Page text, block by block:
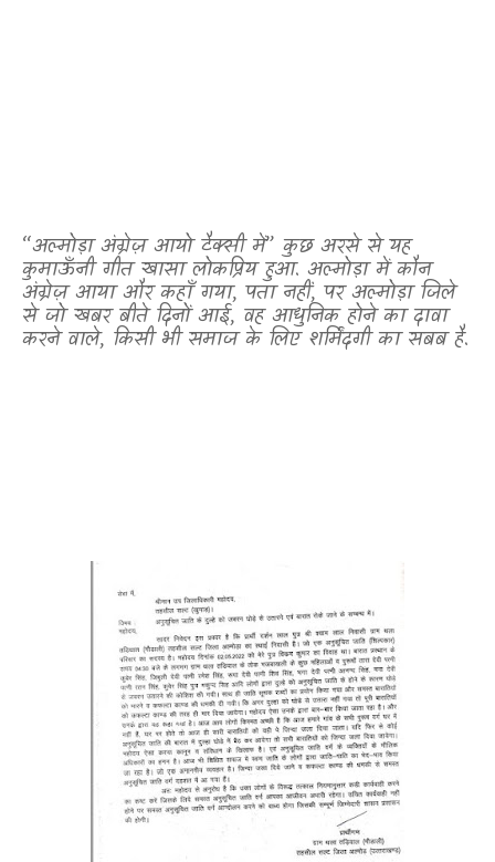
“अल्मोड़ा अंग्रेज़ आयो टैक्सी में” कुछ अरसे से यह
कुमाऊँनी गीत खासा लोकप्रिय हुआ. अल्मोड़ा में कौन
अंग्रेज़ आया और कहाँ गया, पता नहीं,पर अल्मोड़ा जिले
से जो खबर बीते दिनों आई, वह आधुनिक होने का दावा
करने वाले, किसी भी समाज के लिए शर्मिंदगी का सबब है.